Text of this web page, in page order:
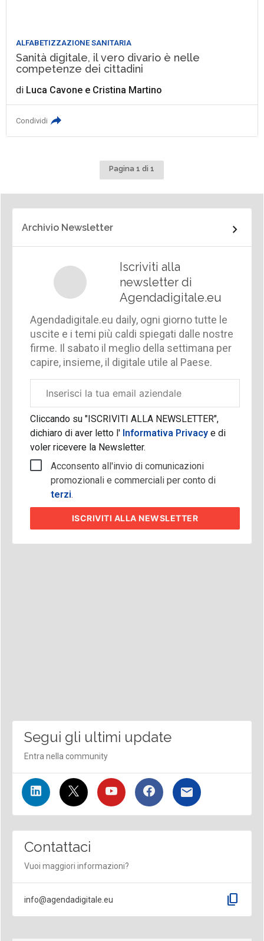
ALFABETIZZAZIONE SANITARIA
Sanità digitale, il vero divario è nelle
competenze dei cittadini
di Luca Cavone e Cristina Martino
Condividi
Pagina 1 di 1
Archivio Newsletter
Iscriviti alla
newsletter di
Agendadigitale.eu
Agendadigitale.eu daily, ogni giorno tutte le
uscite e i temi più caldi spiegati dalle nostre
firme. Il sabato il meglio della settimana per
capire, insieme, il digitale utile al Paese.
aziendale
Cliccando su "ISCRIVITI ALLA NEWSLETTER",
dichiaro di aver letto l'Informativa Privacy e di
voler ricevere la Newsletter.
Acconsento all'invio di comunicazioni
promozionali e commerciali per conto di
terzi.
ISCRIVITI ALLA NEWSLETTER
Segui gli ultimi update
Entra nella community
Contattaci
Vuoi maggiori informazioni?
info@agendadigitale.eu content_copy